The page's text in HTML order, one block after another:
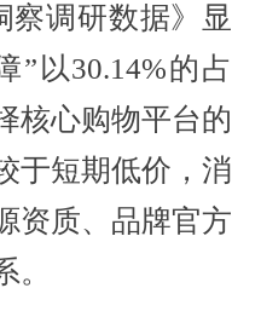
察调研数据》显
”以30.14%的占
核心购物平台的
于短期低价，消
资质、品牌官方